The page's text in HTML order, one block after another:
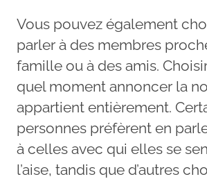
Vous pouvez également
parler à des membres
famille ou à des amis.
quel moment annoncer la
appartient entièrement.
personnes préfèrent en
à celles avec qui elles se
l’aise, tandis que d’autres